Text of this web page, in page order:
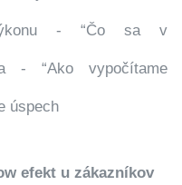
- “Čo sa v
- “Ako vypočítame
úspech
efekt u zákazníkov